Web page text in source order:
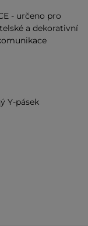
- určeno pro
a dekorativní
Y-pásek